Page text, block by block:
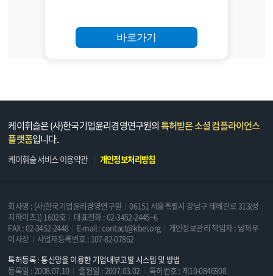
바로가기
케이휘슬은 (사)한국기업윤리경영연구원의특허받은 소셜 컴플라이언스
플랫폼입니다.
케이휘슬 서비스 이용약관 개인정보처리방침
회사명 : (사)한국기업윤리경영연구원
06151 서울특별시 강남구 테헤란로 313(성
지하이츠1) 1602호
대표전화 : 02-3452-2445~6
FAX : 02-3452-2448
E-mail : contact@kbei.org
개인정보관리 책임자 : 남재우
이사장
사업자등록번호 : 107-82-07862
특허등록 : 통신망을 이용한 기업내부고발 시스템 및 방법
등록일 : 2008.07.10
출원일 : 2007.03.02 특허번호 : 제10-0846908